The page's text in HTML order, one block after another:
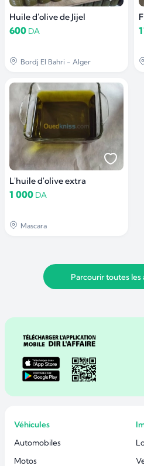
Huile d'olive de Jijel
600 DA
Bordj El Bahri - Alger
L'huile d'olive extra
1 000 DA
Mascara
Parcourir toutes les
Véhicules
Automobiles
Motos